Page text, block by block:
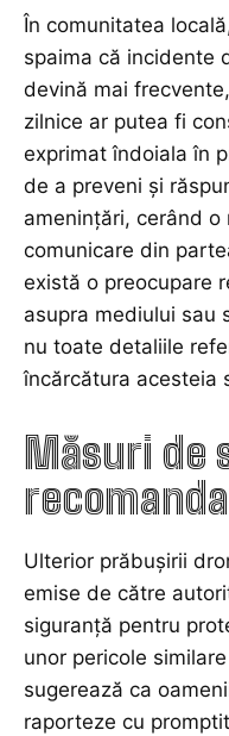
În comunitatea
spaima că incidente
devină mai
zilnice ar putea fi
exprimat îndoiala în
de a preveni și
amenințări, cerând
comunicare din
există o preocupare
asupra mediului sau
nu toate detaliile
încărcătura acesteia
Măsuri de
Ulterior prăbușirii
emise de către
siguranță pentru
unor pericole
sugerează ca
raporteze cu